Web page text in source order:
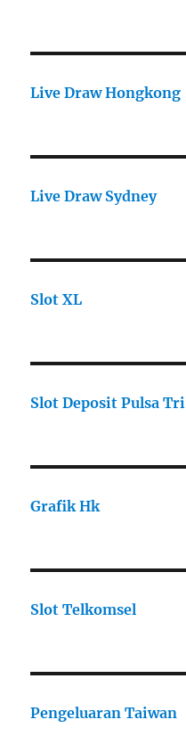
Live Draw Hongkong
Live Draw Sydney
Slot XL
Slot Deposit Pulsa Tri
Grafik Hk
Slot Telkomsel
Pengeluaran Taiwan